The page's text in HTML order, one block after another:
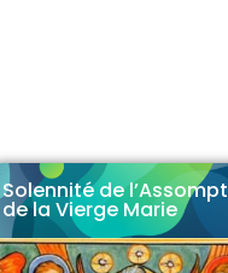
Solennité de
de la Vierge Marie